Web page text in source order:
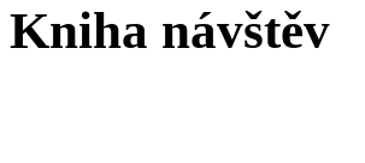
Kniha návštěv